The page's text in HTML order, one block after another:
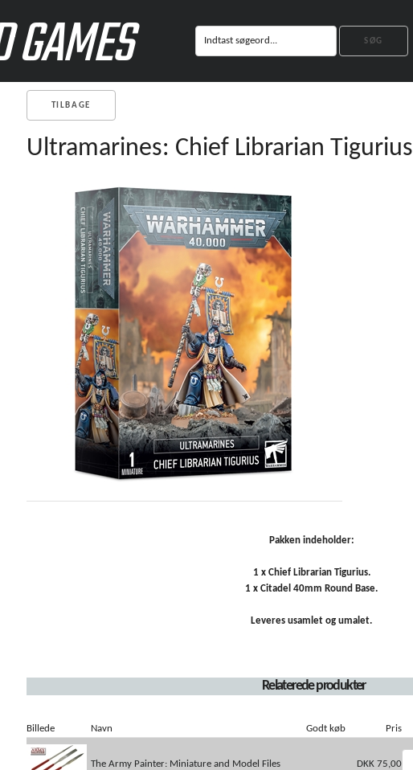
GAMES
TILBAGE
Ultramarines: Chief Librarian Tigurius
Pakken indeholder:
1 x Chief Librarian Tigurius.
1 x Citadel 40mm Round Base.
Leveres usamlet og umalet.
Relaterede produkter
Billede Navn Godt køb Pris
The Army Painter: Miniature and Model Files DKK 75,00